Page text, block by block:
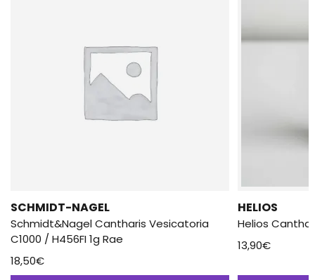
SCHMIDT-NAGEL
Schmidt&Nagel Cantharis Vesicatoria
C1000 / H456FI 1g Rae
18,50€
HELIOS
Helios
13,90€